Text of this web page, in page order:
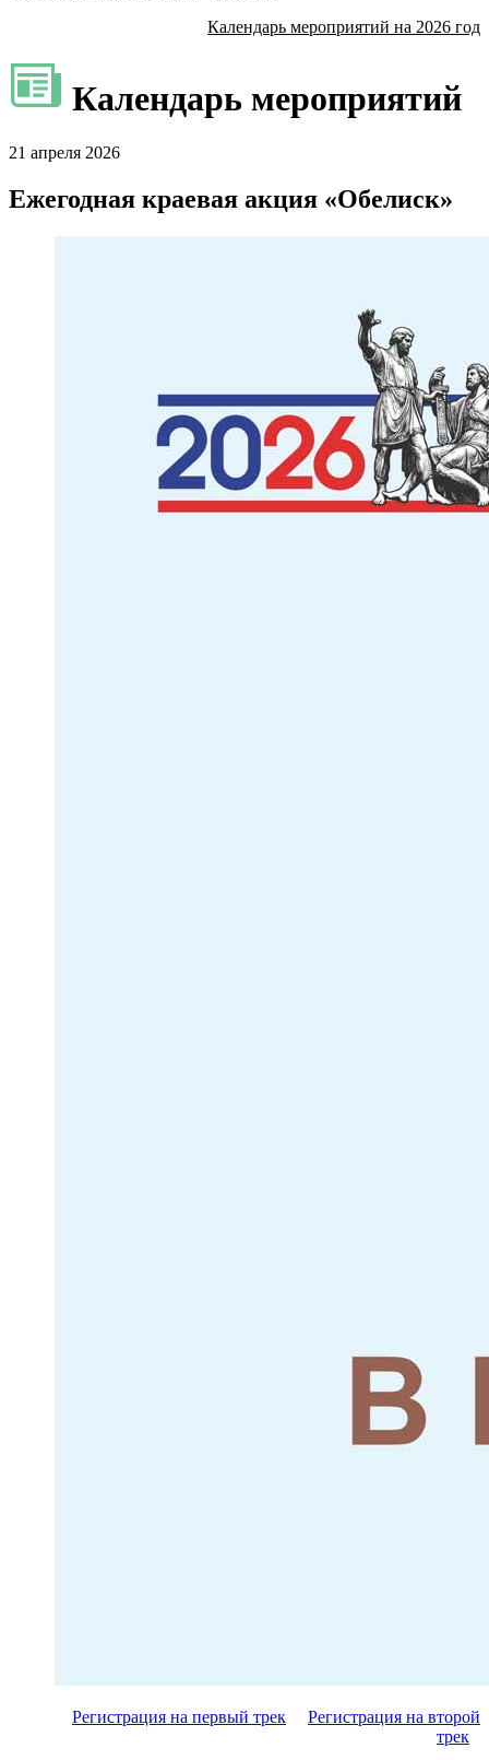
Календарь мероприятий на 2026 год
Календарь мероприятий
21 апреля 2026
Ежегодная краевая акция «Обелиск»
Регистрация на первый трек
Регистрация на второй
трек